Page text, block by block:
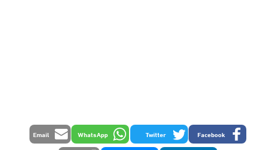
Facebook
Twitter
WhatsApp
Email